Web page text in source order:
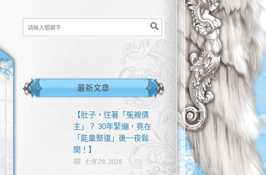
最新文章
【肚子，住著「冤親債
主」？ 30年緊繃，竟在
「能量整復」後一夜鬆
開！】
七月 29, 2026